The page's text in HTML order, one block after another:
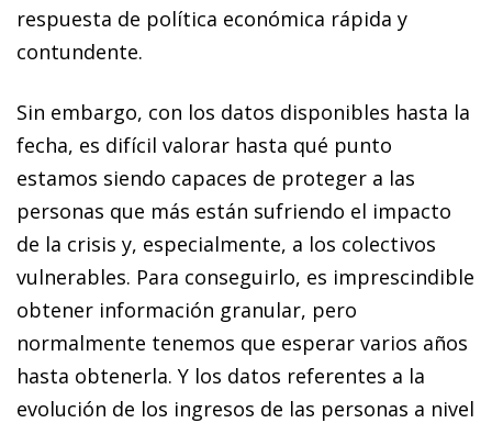
respuesta de política económica rápida y
contundente.
Sin embargo, con los datos disponibles hasta la
fecha, es difícil valorar hasta qué punto
estamos siendo capaces de proteger a las
personas que más están sufriendo el impacto
de la crisis y, especialmente, a los colectivos
vulnerables. Para conseguirlo, es imprescindible
obtener información granular, pero
normalmente tenemos que esperar varios años
hasta obtenerla. Y los datos referentes a la
evolución de los ingresos de las personas a nivel